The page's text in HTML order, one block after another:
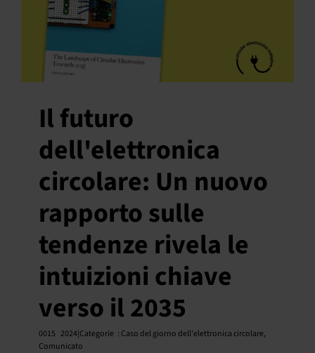
Il futuro
dell'elettronica
circolare: Un nuovo
rapporto sulle
tendenze rivela le
intuizioni chiave
verso il 2035
0015 2024|Categorie : Caso del giorno dell'elettronica circolare,
Comunicato